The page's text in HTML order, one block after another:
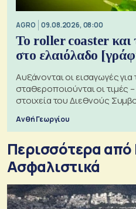
AGRO 09.08.2026, 08:00
Το roller coaster και
στο ελαιόλαδο
Αυξάνονται οι εισαγωγές για
σταθεροποιούνται οι τιμές
στοιχεία του Διεθνούς
Ανθή Γεωργίου
Περισσότερα από
Ασφαλιστικά